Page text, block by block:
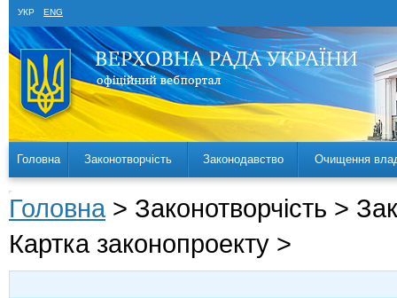
УКР ENG
Головна Законотворчість Законодавство Очищення
Головна > Законотворчість >
Картка законопроекту >